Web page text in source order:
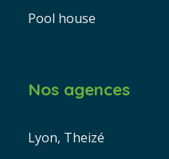
Pool house
Nos agences
Lyon, Theizé